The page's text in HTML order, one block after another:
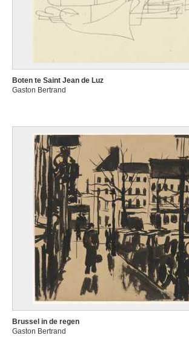
Boten te Saint Jean de Luz
Gaston Bertrand
Brussel in de regen
Gaston Bertrand